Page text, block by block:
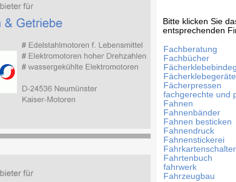
Bitte klicken Sie
entsprechenden
Fachberatung
Fachbücher
Fächerklebegeräte
Fächerpressen
fachgerechte und
Fahnen
Fahnenbänder
Fahnen besticken
Fahnendruck
Fahnenstickerei
Fahrkartenschalter
Fahrtenbuch
fahrwerk
Fahrzeugbau